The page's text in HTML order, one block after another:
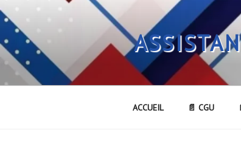
Aller
au
contenu
principal
ACCUEIL 📄 CGU